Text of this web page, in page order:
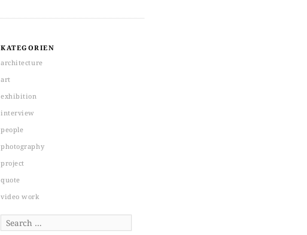
KATEGORIEN
architecture
art
exhibition
interview
people
photography
project
quote
video work
Search